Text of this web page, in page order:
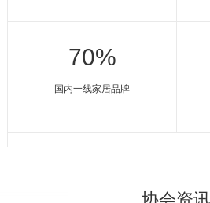
70%
国内一线家居品牌